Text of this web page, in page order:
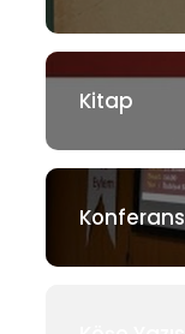
Kitap
Konferans